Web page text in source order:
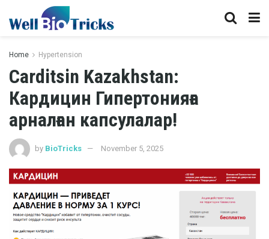
Home Hypertension
Carditsin Kazakhstan:
Кардицин Гипертонияға
арналған капсулалар!
by BioTricks November 5, 2025